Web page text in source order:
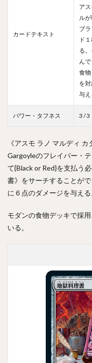
カードテキスト
ア
ル
ブ
ド
る
んで
食
を
与え
パワー・タフネス 3 / 3
《アスモ ラノ マルディ
Gargoyleのフレイバー・
て{Black or Red}を支払う
書》をサーチすることが
に６点のダメージを与える
モダンの食物デッキで採
いる。